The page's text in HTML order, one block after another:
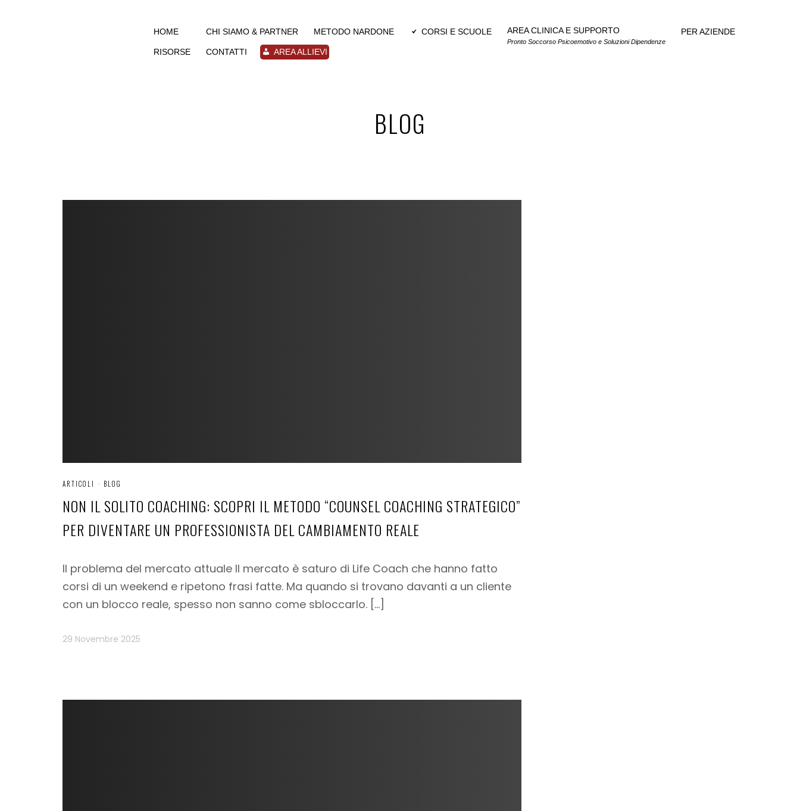
HOME CHI SIAMO & PARTNER METODO NARDONE CORSI E SCUOLE AREA CLINICA E SUPPORTO
Pronto Soccorso Psicoemotivo e Soluzioni Dipendenze
PER AZIENDE
RISORSE CONTATTI AREA ALLIEVI
BLOG
ARTICOLI · BLOG
NON IL SOLITO COACHING: SCOPRI IL METODO “COUNSEL COACHING STRATEGICO”
PER DIVENTARE UN PROFESSIONISTA DEL CAMBIAMENTO REALE
Il problema del mercato attuale Il mercato è saturo di Life Coach che hanno fatto
corsi di un weekend e ripetono frasi fatte. Ma quando si trovano davanti a un cliente
con un blocco reale, spesso non sanno come sbloccarlo. […]
29 Novembre 2025